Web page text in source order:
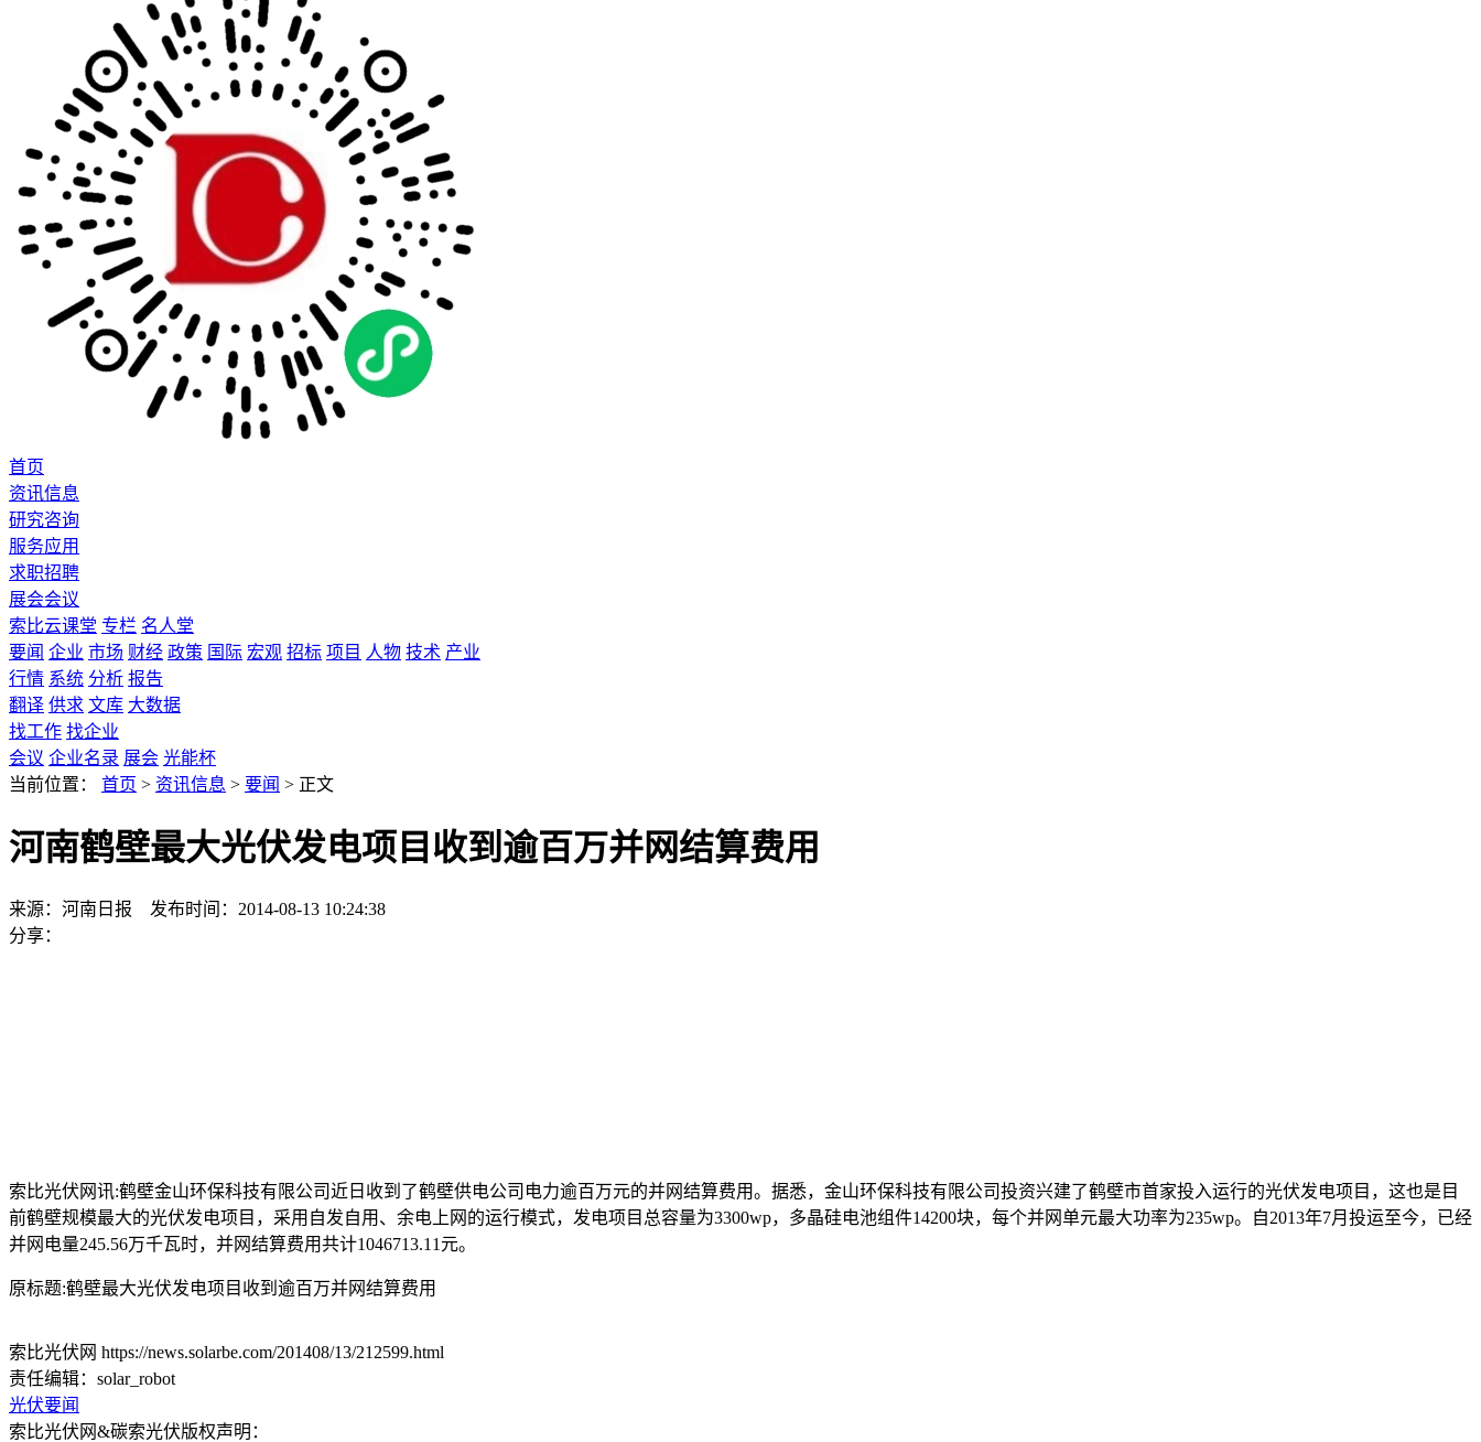
首页
资讯信息
研究咨询
服务应用
求职招聘
展会会议
索比云课堂 专栏 名人堂
要闻 企业 市场 财经 政策 国际 宏观 招标 项目 人物 技术 产业
行情 系统 分析 报告
翻译 供求 文库 大数据
找工作 找企业
会议 企业名录 展会 光能杯
当前位置：
首页 > 资讯信息 > 要闻 > 正文
河南鹤壁最大光伏发电项目收到逾百万并网结算费用
来源：河南日报
发布时间：2014-08-13 10:24:38
分享：
索比光伏网讯:鹤壁金山环保科技有限公司近日收到了鹤壁供电公司电力逾百万元的并网结算费用。据悉，金山环保科技有限公司投资兴建了鹤壁市首家投入运行的光伏发电项目，这也是目
前鹤壁规模最大的光伏发电项目，采用自发自用、余电上网的运行模式，发电项目总容量为3300wp，多晶硅电池组件14200块，每个并网单元最大功率为235wp。自2013年7月投运至今，已经
并网电量245.56万千瓦时，并网结算费用共计1046713.11元。
原标题:鹤壁最大光伏发电项目收到逾百万并网结算费用
索比光伏网 https://news.solarbe.com/201408/13/212599.html
责任编辑：solar_robot
光伏要闻
索比光伏网&碳索光伏版权声明：